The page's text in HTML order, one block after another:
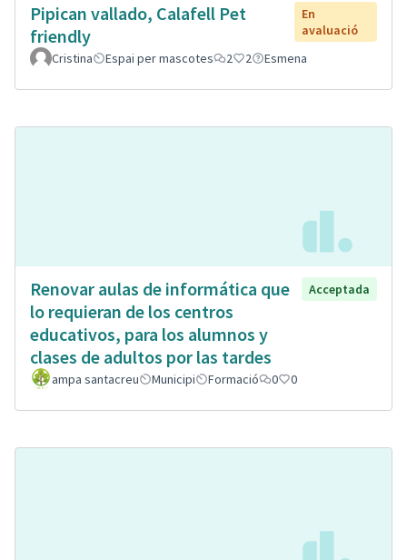
Pipican vallado, Calafell Pet
friendly
En
avaluació
Cristina
Espai per mascotes 2 2 Esmena
Renovar aulas de informática que
lo requieran de los centros
educativos, para los alumnos y
clases de adultos por las tardes
Acceptada
ampa santacreu Municipi Formació 0 0